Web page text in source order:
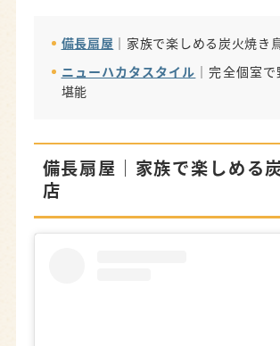
備長扇屋 ｜家族で楽しめる炭火焼き
ニューハカタスタイル ｜完全個室
堪能
備長扇屋
｜家族で楽しめる
店